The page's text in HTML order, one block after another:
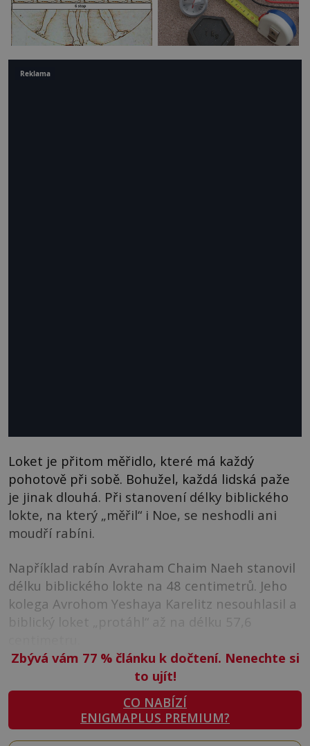
Loket je přitom měřidlo, které má každý
pohotově při sobě. Bohužel, každá lidská paže
je jinak dlouhá. Při stanovení délky biblického
lokte, na který „měřil“ i Noe, se neshodli ani
moudří rabíni.
Například rabín Avraham Chaim Naeh stanovil
délku biblického lokte na 48 centimetrů. Jeho
kolega Avrohom Yeshaya Karelitz nesouhlasil a
biblický loket „protáhl“ až na délku 57,6
Zbývá vám 77 %článku k dočtení. Nenechte si
to ujít!
CO NABÍZÍ
ENIGMAPLUS PREMIUM?
Reklama